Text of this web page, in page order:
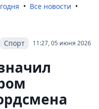
Все новости
11:27, 05 июня 2026
Спорт